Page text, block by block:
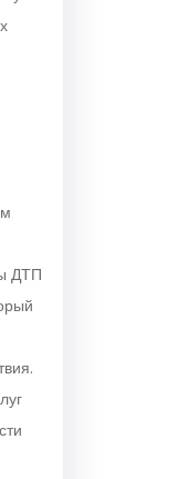
ДТП